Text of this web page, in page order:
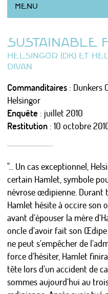
MENU
LA MÉTHODE
LES ÉTUDES DE CAS
LES MÉTA-SUJETS
PSYCHANALISE
Actualités
Calendrier
Photos/Vidéos/Pro
Presse
Nous écrire / Recevoir des
S'identifier
SUSTAINABLE
HELSINGÖR (DK) ET
DIVAN
Commanditaires : Dunkers
Helsingor
Enquête : juillet 2010
Restitution : 10 octobre
"... Un cas exceptionnel,
certain Hamlet, symbole
névrose œdipienne. Durant
Hamlet hésite à occire son
avant d’épouser la mère
oncle d’avoir fait son
ne peut s’empêcher de
force d’hésiter, Hamlet
tête lors d’un accident de
sommes aujourd’hui au